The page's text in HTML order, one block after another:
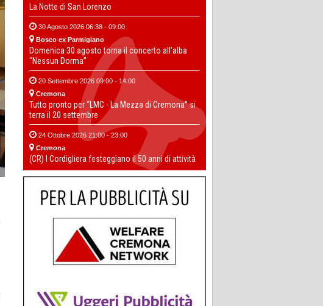
La Notte di San Lorenzo
30 Agosto 2026 06:38 - 09:00
Bosco ex Parmigiano
Domenica 30 agosto torna il concerto all’alba
“Nessun Dorma”
20 Settembre 2026 09:00 - 14:00
Cremona
Tutto pronto per “LMC - La Mezza di Cremona” si
terra il 20 settembre
24 Ottobre 2026 21:00 - 23:00
Cremona
(CR) I Cordigliera festeggiano il 50 anni di attività